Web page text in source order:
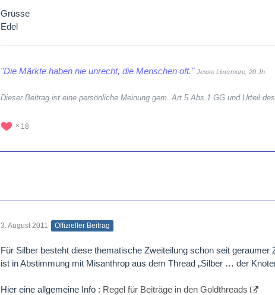
Grüsse
Edel
"Die Märkte haben nie unrecht, die Menschen oft." Jesse Livermore, 20.Jh.
Dieser Beitrag ist eine persönliche Meinung gem. Art.5 Abs.1 GG und Urteil
18
3. August 2011 Offizieller Beitrag
Für Silber besteht diese thematische Zweiteilung schon seit geraumer
ist in Abstimmung mit Misanthrop aus dem Thread „Silber … der
Hier eine allgemeine Info : Regel für Beiträge in den Goldthreads